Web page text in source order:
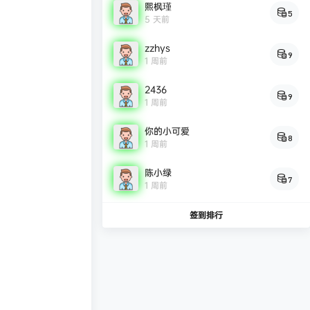
熙枫瑾
5 天前 5
zzhys
1 周前 9
2436
1 周前 9
你的小可爱
1 周前 8
陈小绿
1 周前 7
签到排行